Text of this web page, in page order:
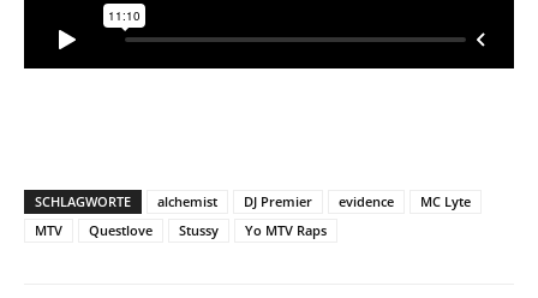
SCHLAGWORTE alchemist DJ Premier evidence
MC Lyte
MTV
Questlove Stussy Yo MTV Raps